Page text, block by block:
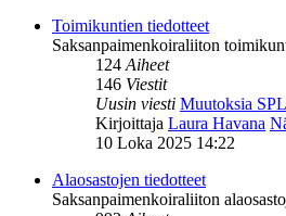
Toimikuntien tiedotteet
Saksanpaimenkoiraliiton
124Aiheet
146 Viestit
Uusin viesti Muutoksia
Kirjoittaja Laura Havana
10 Loka 2025 14:22
Alaosastojen tiedotteet
Saksanpaimenkoiraliiton